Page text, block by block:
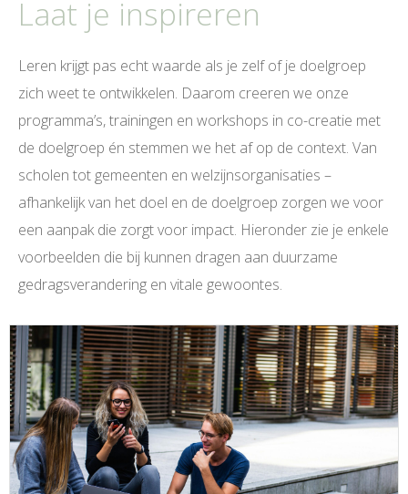
Laat je inspireren
Leren krijgt pas echt waarde als je zelf of je doelgroep
zich weet te ontwikkelen. Daarom creeren we onze
programma’s, trainingen en workshops in co-creatie met
de doelgroep én stemmen we het af op de context. Van
scholen tot gemeenten en welzijnsorganisaties –
afhankelijk van het doel en de doelgroep zorgen we voor
een aanpak die zorgt voor impact. Hieronder zie je enkele
voorbeelden die bij kunnen dragen aan duurzame
gedragsverandering en vitale gewoontes.